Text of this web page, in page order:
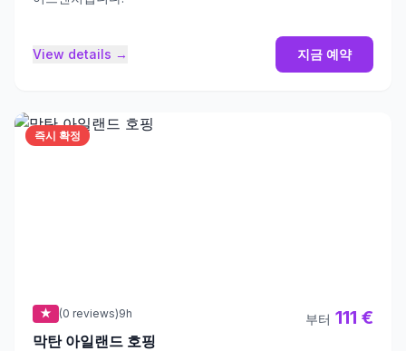
View details → 지금 예약
즉시 확정
★ (0 reviews)9h
막탄 아일랜드 호핑
부터 111 €